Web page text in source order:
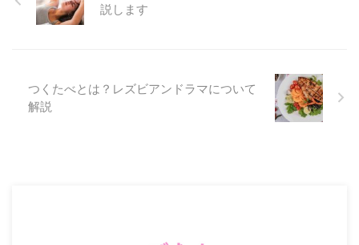
説します
つくたべとは？レズビアンドラマについて
解説